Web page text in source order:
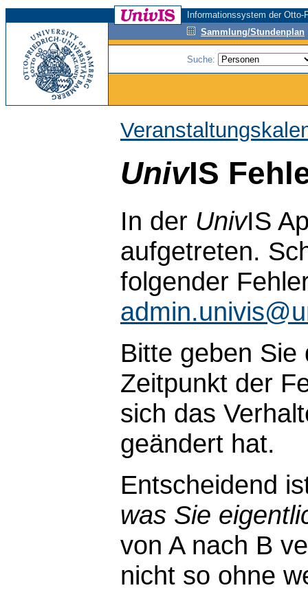
Informationssystem der
Sammlung/Stundenplan
Suche:
UnivIS
In der UnivIS
aufgetreten.
folgender
Bitte geben
Zeitpunkt der
sich das
geändert hat.
Entscheidend
was Sie
von A nach B
nicht so ohne